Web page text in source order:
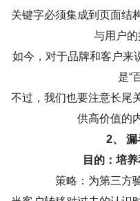
关键字必须集成到页面结
与用户的
如今，对于品牌和客户来
是“
不过，我们也要注意长尾
供高价值的
2、 漏
目的：培
策略：为第三方